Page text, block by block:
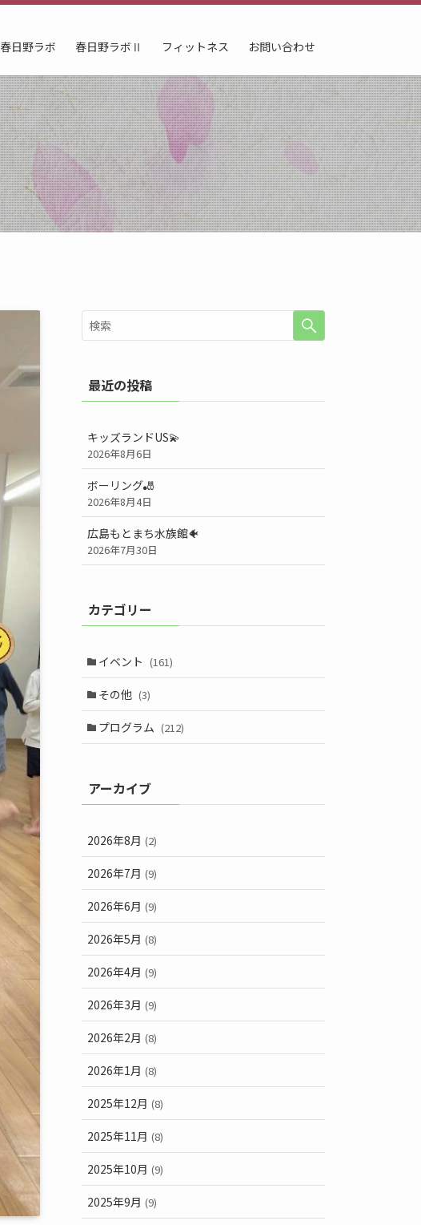
春日野ラボ 春日野ラボⅡ フィットネス お問い合わせ
最近の投稿
キッズランドUS💫
2026年8月6日
ボーリング🎳
2026年8月4日
広島もとまち水族館🐠
2026年7月30日
カテゴリー
イベント (161)
その他 (3)
プログラム (212)
アーカイブ
2026年8月 (2)
2026年7月 (9)
2026年6月 (9)
2026年5月 (8)
2026年4月 (9)
2026年3月 (9)
2026年2月 (8)
2026年1月 (8)
2025年12月 (8)
2025年11月 (8)
2025年10月 (9)
2025年9月 (9)